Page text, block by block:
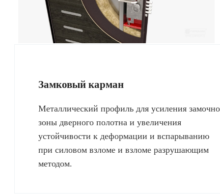
Замковый карман
Металлический профиль для усиления
зоны дверного полотна и увеличения
устойчивости к деформации и вспарыванию
при силовом взломе и взломе разрушающим
методом.